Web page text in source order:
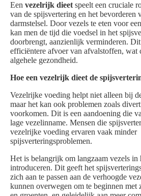
Een vezelrijk dieet speelt een cruciale
van de spijsvertering en het bevorderen
darmstelsel. Door vezels te eten voor
kan men de tijd die voedsel in het
doorbrengt, aanzienlijk verminderen.
efficiëntere afvoer van afvalstoffen, wat
algehele gezondheid.
Hoe een vezelrijk dieet de
Vezelrijke voeding helpt niet alleen bij
maar het kan ook problemen zoals
voorkomen. Dit is een aandoening die
lage vezelinname. Mensen die
vezelrijke voeding ervaren vaak minder
spijsverteringsproblemen.
Het is belangrijk om langzaam vezels in
introduceren. Dit geeft het
zich aan te passen aan de verhoogde
kunnen overwegen om te beginnen met